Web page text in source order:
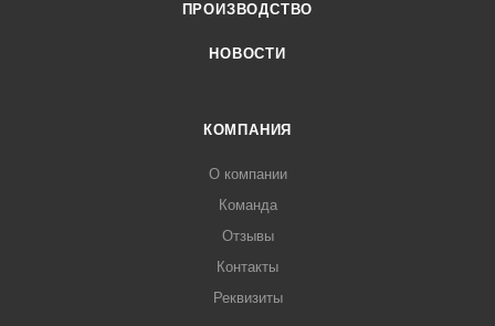
ПРОИЗВОДСТВО
НОВОСТИ
КОМПАНИЯ
О компании
Команда
Отзывы
Контакты
Реквизиты